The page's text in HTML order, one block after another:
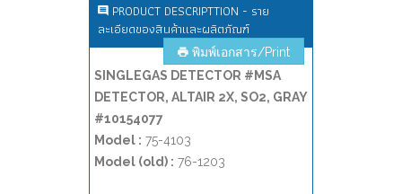
PRODUCT DESCRIPTTION - ราย
ละเอียดของสินค้าและผลิตภัณฑ์
พิมพ์เอกสาร/Print
SINGLEGAS DETECTOR #MSA
DETECTOR, ALTAIR 2X, SO2, GRAY
#10154077
Model : 75-4103
Model (old) : 76-1203